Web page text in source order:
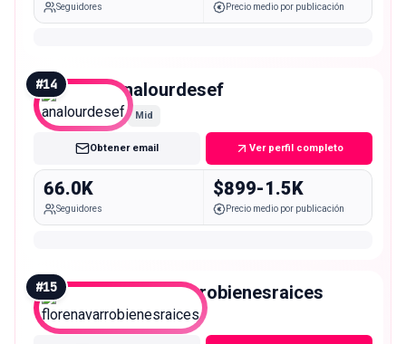
Seguidores Precio medio por publicación
#14 analourdesef
Mid
Obtener email Ver perfil completo
66.0K
Seguidores
$899-1.5K
Precio medio por publicación
#15 florenavarrobienesraices
Mid